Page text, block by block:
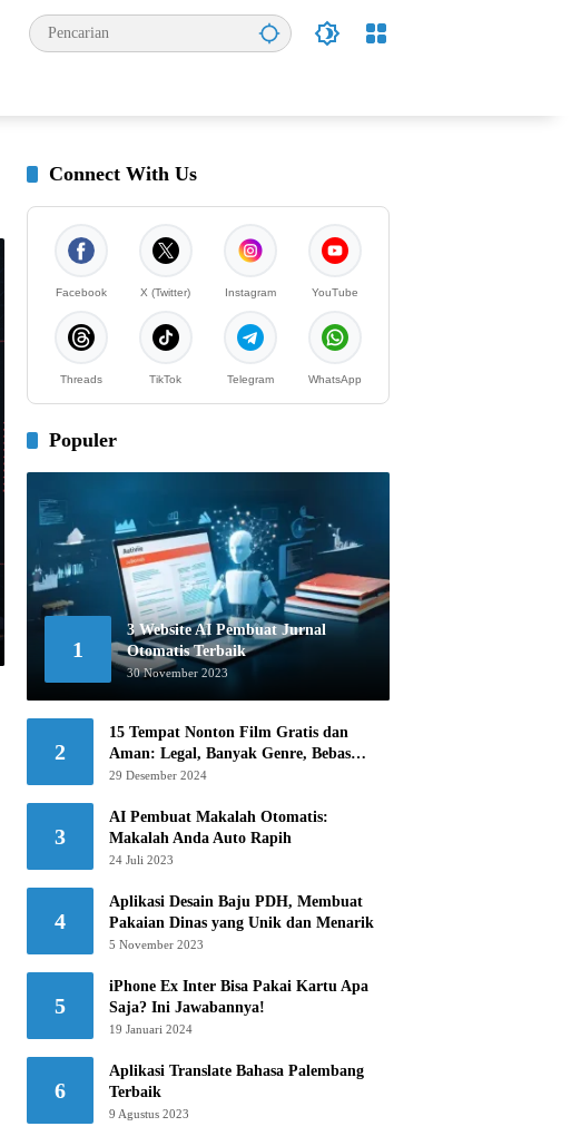
Connect With Us
Facebook X (Twitter) Instagram YouTube
Threads TikTok Telegram WhatsApp
Populer
1
3 Website AI Pembuat Jurnal
Otomatis Terbaik
30 November 2023
2
15 Tempat Nonton Film Gratis dan
Aman: Legal, Banyak Genre, Bebas
Khawatir!
29 Desember 2024
3
AI Pembuat Makalah Otomatis:
Makalah Anda Auto Rapih
24 Juli 2023
4
Aplikasi Desain Baju PDH, Membuat
Pakaian Dinas yang Unik dan Menarik
5 November 2023
5
iPhone Ex Inter Bisa Pakai Kartu Apa
Saja? Ini Jawabannya!
19 Januari 2024
6
Aplikasi Translate Bahasa Palembang
Terbaik
9 Agustus 2023